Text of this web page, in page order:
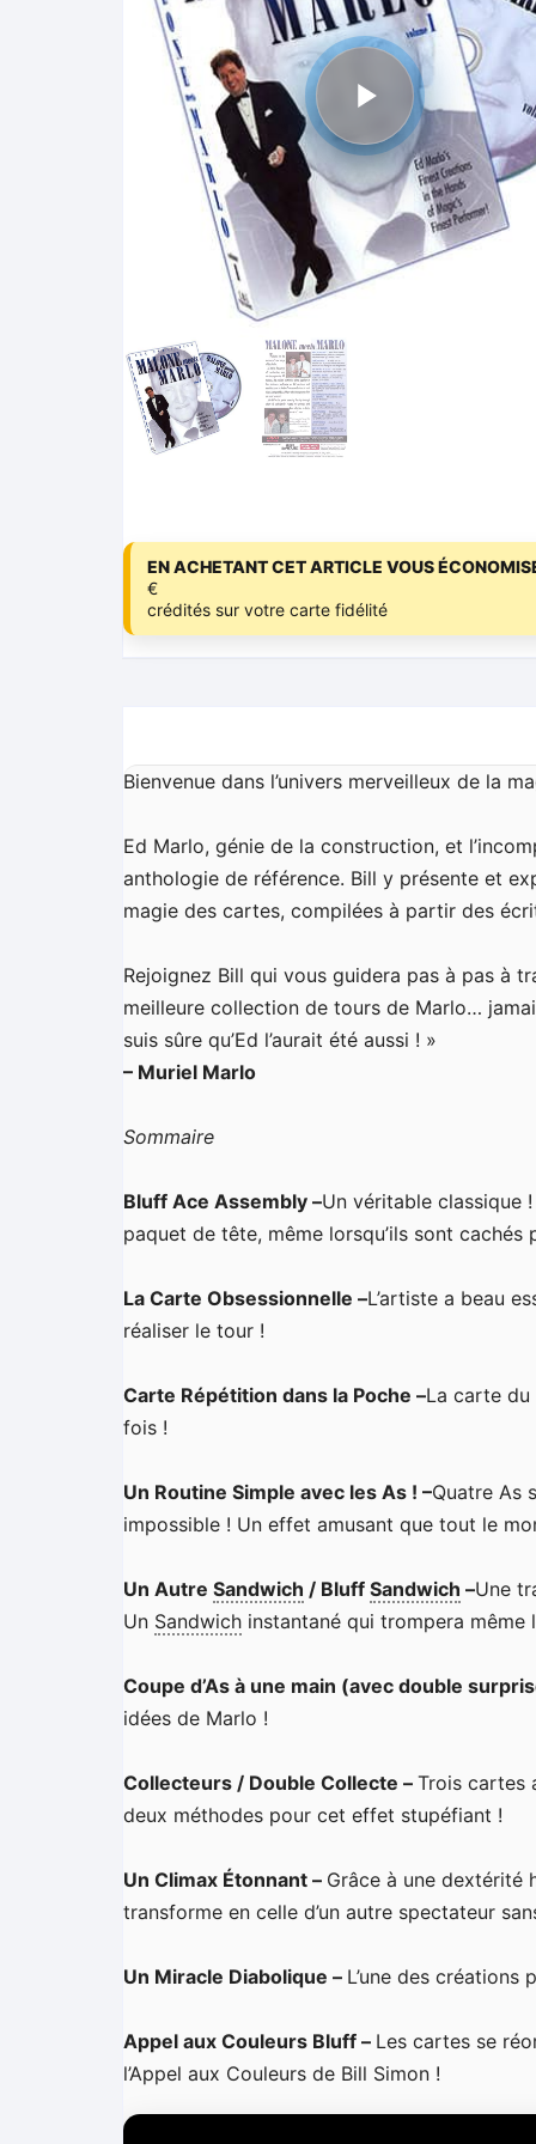
EN ACHETANT CET ARTICLE VOUS
€
crédités sur votre carte fidélité
Bienvenue dans l’univers merveilleux de la
Ed Marlo, génie de la construction, et
anthologie de référence. Bill y présente et
magie des cartes, compilées à partir des
Rejoignez Bill qui vous guidera pas à pas à
meilleure collection de tours de Marlo…
suis sûre qu’Ed l’aurait été aussi ! »
– Muriel Marlo
Sommaire
Bluff Ace Assembly –Un véritable classique
paquet de tête, même lorsqu’ils sont cachés
La Carte Obsessionnelle –L’artiste a beau
réaliser le tour !
Carte Répétition dans la Poche –La carte
fois !
Un Routine Simple avec les As ! –Quatre As
impossible ! Un effet amusant que tout le
Un Autre Sandwich / Bluff Sandwich –Une
Un Sandwich instantané qui trompera même
Coupe d’As à une main (avec double
idées de Marlo !
Collecteurs / Double Collecte – Trois cartes
deux méthodes pour cet effet stupéfiant !
Un Climax Étonnant – Grâce à une dextérité
transforme en celle d’un autre spectateur
Un Miracle Diabolique – L’une des créations
Appel aux Couleurs Bluff – Les cartes se
l’Appel aux Couleurs de Bill Simon !